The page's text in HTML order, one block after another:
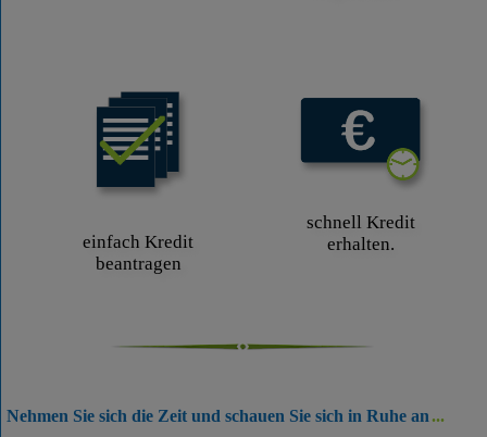
einfach Kredit
beantragen
schnell Kredit
erhalten.
Nehmen Sie sich die Zeit und schauen Sie sich in Ruhe an